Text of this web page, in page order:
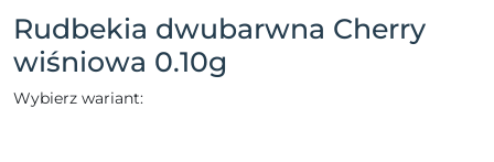
Rudbekia dwubarwna Cherry
wiśniowa 0.10g
Wybierz wariant: